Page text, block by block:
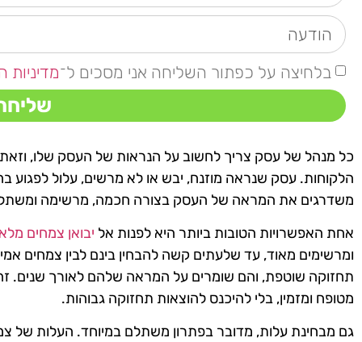
בלחיצה על כפתור השליחה אני מסכים ל־מדיניות
כל מנהל של עסק צריך לחשוב על הנראות של העסק שלו,
הלקוחות. עסק שנראה מוזנח, יבש או לא מרשים, עלול לפגוע
משדרגים את המראה של העסק בצורה חכמה, מרשימה
אחת האפשרויות הטובות ביותר היא לפנות אל יבואן צמחים
ומרשימים מאוד, עד שלעתים קשה להבחין בינם לבין צמחים
תחזוקה שוטפת, והם שומרים על המראה שלהם לאורך שנים. זהו
מטופח ומזמין, בלי להיכנס להוצאות תחזוקה גבוהות.
גם מבחינת עלות, מדובר בפתרון משתלם במיוחד. העלות של